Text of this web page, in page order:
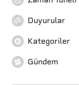
Duyurular
Kategoriler
Gündem